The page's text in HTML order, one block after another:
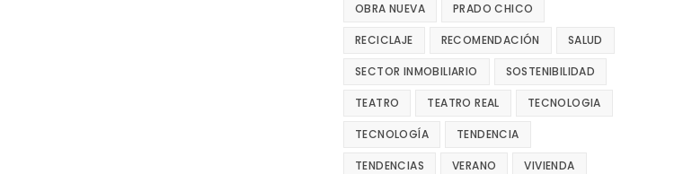
OBRA NUEVA PRADO CHICO
RECICLAJE RECOMENDACIÓN SALUD
SECTOR INMOBILIARIO SOSTENIBILIDAD
TEATRO TEATRO REAL TECNOLOGIA
TECNOLOGÍA TENDENCIA
TENDENCIAS VERANO VIVIENDA